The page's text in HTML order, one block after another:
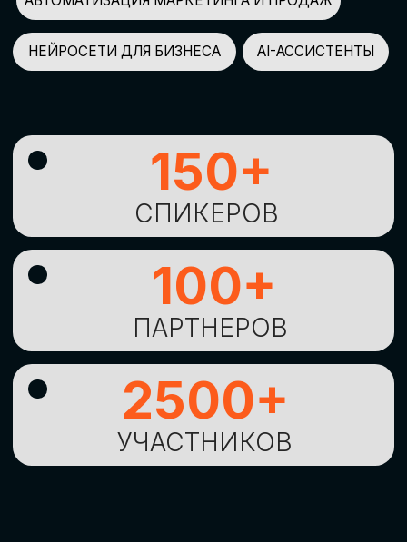
GLOBAL TECH FORUM –
ИЗУЧЕНИЯНОВЫХ
ТЕХНОЛОГИЙИ
СТРАТЕГИЧЕСКИХ
ПОДХОДОВ К ЦИФРОВОЙ
ТРАНСФОРМАЦИИ
БИЗНЕСА
ОСТАВИТЬ
ЗАЯВКУ
Оставьте заявку, наши менеджеры